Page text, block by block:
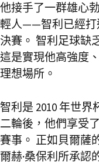
他接手了一群雄心
輕人——智利已經打
決賽。 智利足球缺
這是實現他高強度
理想場所。
智利是 2010 年世
二輪後，他們享受
賽事。 正如貝爾薩
爾赫·桑保利所承認